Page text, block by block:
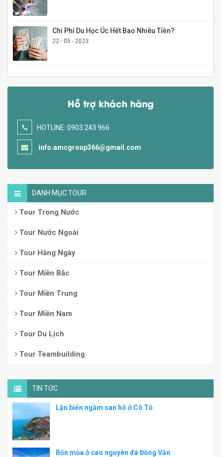
Chi Phí Du Học Úc Hết Bao Nhiêu Tiền?
22 - 05 - 2023
Hỗ trợ khách hàng
HOTLINE: 0903 243 966
info.amcgroup366@gmail.com
DANH MỤC TOUR
Tour Trong Nước
Tour Nước Ngoài
Tour Hằng Ngày
Tour Miền Bắc
Tour Miền Trung
Tour Miền Nam
Tour Du Lịch
Tour Teambuilding
TIN TỨC
Lặn biển ngắm san hô ở Cô Tô
Bốn mùa ở cao nguyên đá Đồng Văn